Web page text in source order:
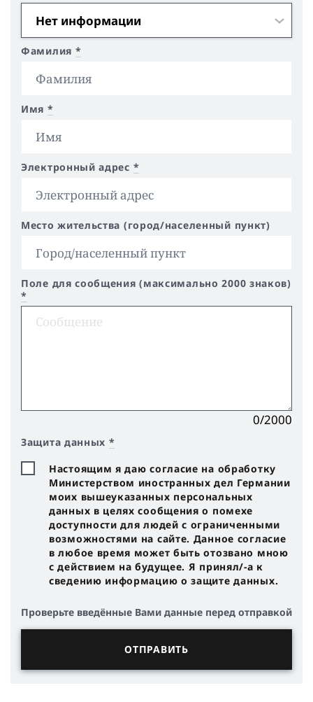
Фамилия *
Имя *
Электронный адрес *
Место жительства (город/населенный пункт)
Поле для сообщения (максимально 2000 знаков)
*
0/2000
Защита данных *
Настоящим я даю согласие на обработку
Министерством иностранных дел Германии
моих вышеуказанных персональных
данных в целях сообщения о помехе
доступности для людей с ограниченными
возможностями на сайте. Данное согласие
в любое время может быть отозвано мною
с действием на будущее. Я принял/-a к
сведению информацию о защите данных.
Проверьте введённые Вами данные перед отправкой